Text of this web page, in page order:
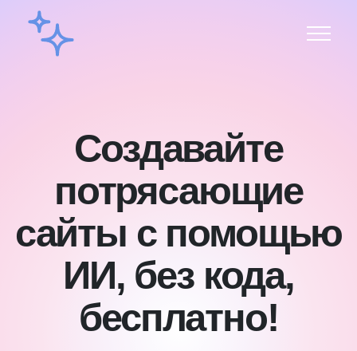
Создавайте
потрясающие
сайты с помощью
ИИ, без кода,
бесплатно!